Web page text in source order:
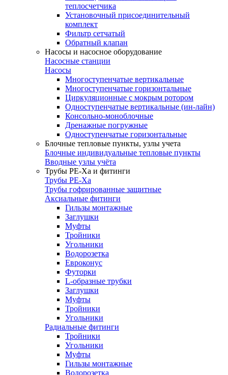
теплосчетчика
Установочный присоединительный
комплект
Фильтр сетчатый
Обратный клапан
Насосы и насосное оборудование
Насосные станции
Насосы
Многоступенчатые вертикальные
Многоступенчатые горизонтальные
Циркуляционные с мокрым ротором
Одноступенчатые вертикальные (ин-лайн)
Консольно-моноблочные
Дренажные погружные
Одноступенчатые горизонтальные
Блочные тепловые пункты, узлы учета
Блочные индивидуальные тепловые пункты
Вводные узлы учёта
Трубы РЕ-Ха и фитинги
Трубы РЕ-Ха
Трубы гофрированные защитные
Аксиальные фитинги
Гильзы монтажные
Заглушки
Муфты
Тройники
Угольники
Водорозетка
Евроконус
Футорки
L-образные трубки
Заглушки
Муфты
Тройники
Угольники
Радиальные фитинги
Тройники
Угольники
Муфты
Гильзы монтажные
Водорозетка